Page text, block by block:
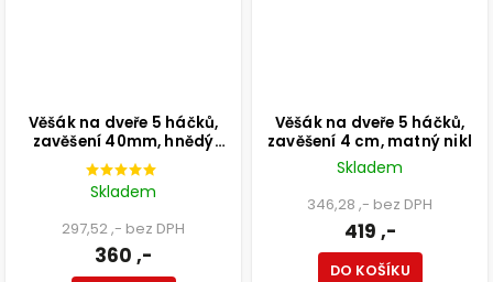
Věšák na dveře 5 háčků,
zavěšení 40mm, hnědý
antik
Skladem
297,52 ,- bez DPH
360 ,-
Věšák na dveře 5 háčků,
zavěšení 4 cm, matný nikl
Skladem
346,28 ,- bez DPH
419 ,-
DO KOŠÍKU